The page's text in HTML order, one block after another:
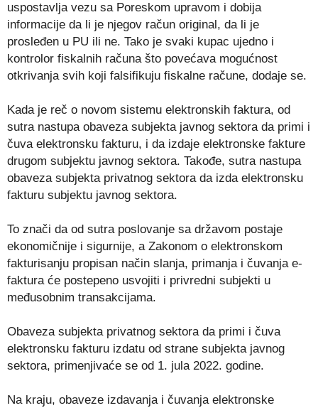
uspostavlja vezu sa Poreskom upravom i dobija
informacije da li je njegov račun original, da li je
prosleđen u PU ili ne. Tako je svaki kupac ujedno i
kontrolor fiskalnih računa što povećava mogućnost
otkrivanja svih koji falsifikuju fiskalne račune, dodaje se.
Kada je reč o novom sistemu elektronskih faktura, od
sutra nastupa obaveza subjekta javnog sektora da primi i
čuva elektronsku fakturu, i da izdaje elektronske fakture
drugom subjektu javnog sektora. Takođe, sutra nastupa
obaveza subjekta privatnog sektora da izda elektronsku
fakturu subjektu javnog sektora.
To znači da od sutra poslovanje sa državom postaje
ekonomičnije i sigurnije, a Zakonom o elektronskom
fakturisanju propisan način slanja, primanja i čuvanja e-
faktura će postepeno usvojiti i privredni subjekti u
međusobnim transakcijama.
Obaveza subjekta privatnog sektora da primi i čuva
elektronsku fakturu izdatu od strane subjekta javnog
sektora, primenjivaće se od 1. jula 2022. godine.
Na kraju, obaveze izdavanja i čuvanja elektronske